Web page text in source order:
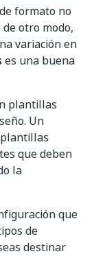
formato no
otro modo,
variación en
es una buena
plantillas
Un
que deben
la
que
de
destinar